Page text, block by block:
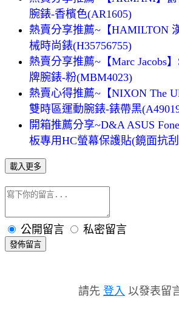
腕錶-香檳色(AR1605)
熱賣分享推薦~【HAMILTON
械時尚錶(H35756755)
熱賣分享推薦~【Marc Jacobs
牌腕錶-粉(MBM4023)
熱賣心得推薦~【NIXON The
雙時區運動腕錶-錶帶黑
開箱推薦分享~D&A ASUS
板專用HC螢幕保護貼(鏡面抗
載入更多
公開留言 私密留言
發佈留言
請先 登入 以發表留